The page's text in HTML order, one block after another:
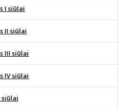
I siūlai
II siūlai
III siūlai
IV siūlai
siūlai